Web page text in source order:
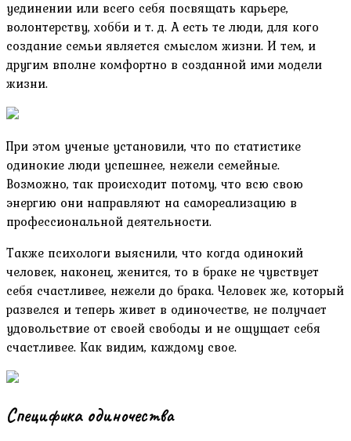
уединении или всего себя посвящать карьере,
волонтерству, хобби и т. д. А есть те люди, для кого
создание семьи является смыслом жизни. И тем, и
другим вполне комфортно в созданной ими модели
жизни.
При этом ученые установили, что по статистике
одинокие люди успешнее, нежели семейные.
Возможно, так происходит потому, что всю свою
энергию они направляют на самореализацию в
профессиональной деятельности.
Также психологи выяснили, что когда одинокий
человек, наконец, женится, то в браке не чувствует
себя счастливее, нежели до брака. Человек же, который
развелся и теперь живет в одиночестве, не получает
удовольствие от своей свободы и не ощущает себя
счастливее. Как видим, каждому свое.
Специфика одиночества